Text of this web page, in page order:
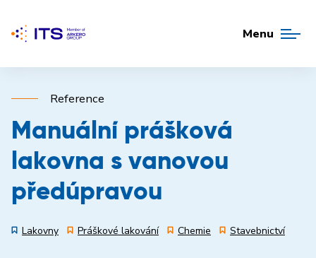
Menu
Reference
Manuální prášková
lakovna s vanovou
předúpravou
Lakovny Práškové lakování Chemie Stavebnictví